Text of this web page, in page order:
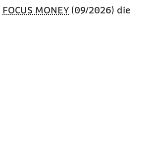
FOCUS MONEY (09/2026) die